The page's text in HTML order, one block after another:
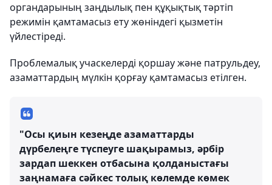
органдарының заңдылық пен құқықтық тәртіп
режимін қамтамасыз ету жөніндегі қызметін
үйлестіреді.
Проблемалық учаскелерді қоршау және патрульдеу,
азаматтардың мүлкін қорғау қамтамасыз етілген.
"Осы қиын кезеңде азаматтарды
дүрбелеңге түспеуге шақырамыз, әрбір
зардап шеккен отбасына қолданыстағы
заңнамаға сәйкес толық көлемде көмек